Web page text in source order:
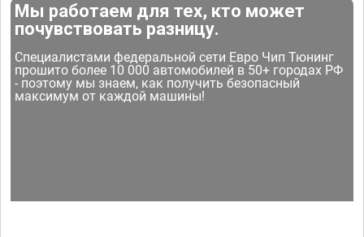
Мы работаем для тех, кто может
почувствовать разницу.
Специалистами федеральной сети Евро Чип Тюнинг
прошито более 10 000 автомобилей в 50+ городах РФ
- поэтому мы знаем, как получить безопасный
максимум от каждой машины!